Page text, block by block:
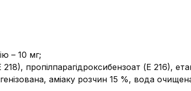
– 10 мг;
пропілпарагідроксибензоат (Е 216),
аміаку розчин 15 %, вода